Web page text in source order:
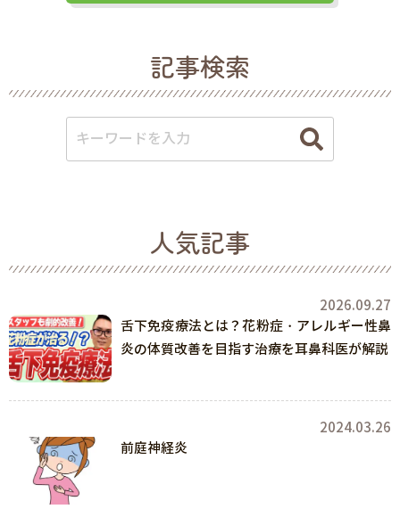
記事検索
人気記事
2026.09.27
舌下免疫療法とは？花粉症・アレルギー性鼻
炎の体質改善を目指す治療を耳鼻科医が解説
2024.03.26
前庭神経炎